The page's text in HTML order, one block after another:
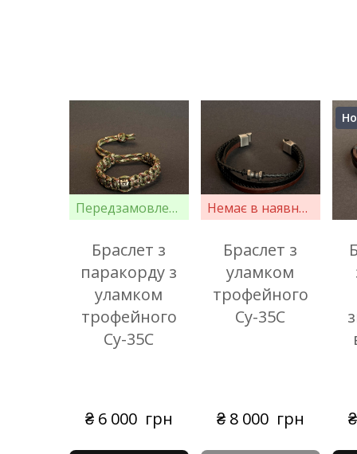
Передзамовлення
Браслет з
паракорду з
уламком
трофейного
Су-35С
₴ 6 000  грн
Немає в наявності
Браслет з
уламком
трофейного
Су-35С
₴ 8 000  грн